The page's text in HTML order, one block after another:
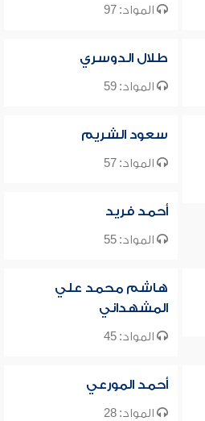
المواد: 97
طلال الدوسري
المواد: 59
سعود الشريم
المواد: 57
أحمد فريد
المواد: 55
هاشم محمد علي
المشهداني
المواد: 45
أحمد المورعي
المواد: 28